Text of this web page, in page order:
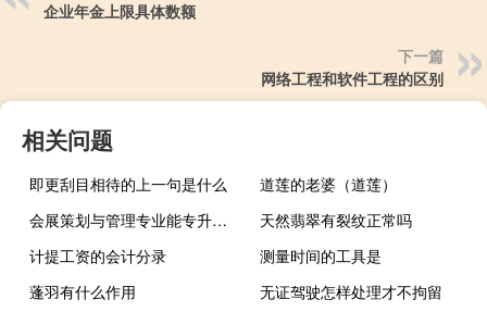
企业年金上限具体数额
下一篇
网络工程和软件工程的区别
相关问题
即更刮目相待的上一句是什么
道莲的老婆（道莲）
会展策划与管理专业能专升本吗
天然翡翠有裂纹正常吗
计提工资的会计分录
测量时间的工具是
蓬羽有什么作用
无证驾驶怎样处理才不拘留